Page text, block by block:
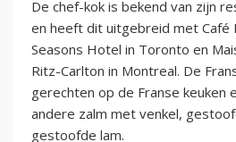
De chef-kok is bekend van zijn
en heeft dit uitgebreid met Café
Seasons Hotel in Toronto en
Ritz-Carlton in Montreal. De
gerechten op de Franse keuken
andere zalm met venkel,
gestoofde lam.